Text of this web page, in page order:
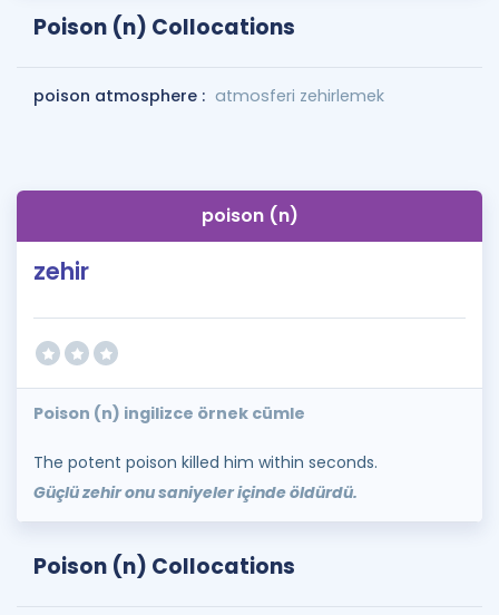
Poison (n) Collocations
poison atmosphere : atmosferi zehirlemek
poison (n)
zehir
Poison (n) ingilizce örnek cümle
The potent poison killed him within seconds.
Güçlü zehir onu saniyeler içinde öldürdü.
Poison (n) Collocations